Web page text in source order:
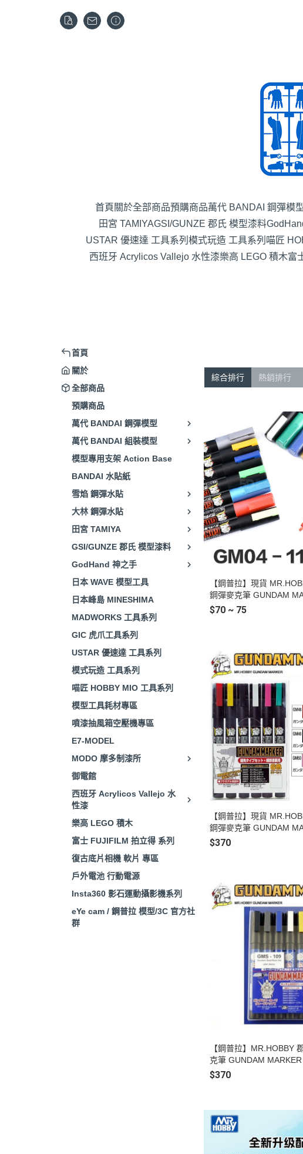
首頁 關於全部商品預購商品萬代 BANDAI 鋼彈模
田宮 TAMIYAGSI/GUNZE 郡氏 模型漆料
USTAR 優速達 工具系列 模式玩造 工具系列 喵匠
西班牙 Acrylicos Vallejo 水性漆樂高 LEGO 積木富
首頁
關於
全部商品
預購商品
萬代 BANDAI 鋼彈模型
萬代 BANDAI 組裝模型
模型專用支架 Action Base
BANDAI 水貼紙
雪焰 鋼彈水貼
大林 鋼彈水貼
田宮 TAMIYA
GSI/GUNZE 郡氏 模型漆料
GodHand 神之手
日本 WAVE 模型工具
日本峰島 MINESHIMA
MADWORKS 工具系列
GIC 虎爪工具系列
USTAR 優速達 工具系列
模式玩造 工具系列
喵匠 HOBBY MIO 工具系列
模型工具耗材專區
噴漆抽風箱空壓機專區
E7-MODEL
MODO 摩多制漆所
御電館
西班牙 Acrylicos Vallejo 水
性漆
樂高 LEGO 積木
富士 FUJIFILM 拍立得 系列
復古底片相機 軟片 專區
戶外電池 行動電源
Insta360 影石運動攝影機系列
eYe cam / 鋼普拉 模型/3C 官方社
群
綜合排行 熱銷排行
【鋼普拉】現貨
鋼彈麥克筆 GUNDAM
線筆 GM01 黑色 GM02
$70 ~ 75
【鋼普拉】現貨
鋼彈麥克筆 GUNDAM
基本色 6色 GMS110
$370
【鋼普拉】MR.HOBBY
克筆 GUNDAM
用6色 GMS109
$370